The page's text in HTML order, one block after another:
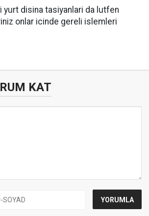
yurt disina tasiyanlari da lutfen
onlar icinde gereli islemleri
KAT